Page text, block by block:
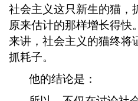
社会主义这只新生的猫，
原来估计的那样增长得快
来讲，社会主义的猫终将
抓耗子。
他的结论是：